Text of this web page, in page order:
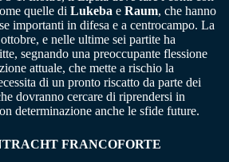
quelle di Lukeba e Raum, che hanno
importanti in difesa e a centrocampo. La
e nelle ultime sei partite ha
segnando una preoccupante flessione
attuale, che mette a rischio la
di un pronto riscatto da parte dei
dovranno cercare di riprendersi in
determinazione anche le sfide future.
FRANCOFORTE